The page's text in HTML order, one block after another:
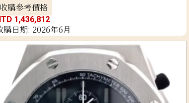
收購參考價格
1,436,812
購日期: 2026年6月